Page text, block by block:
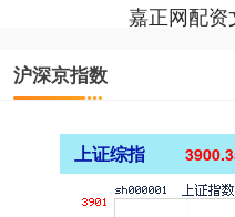
嘉正网配
沪深京指数
上证综指